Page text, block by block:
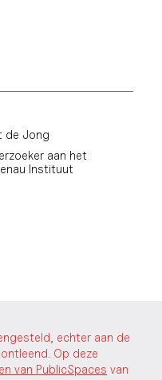
de Jong
aan het
Instituut
echter aan de
Op deze
van PublicSpaces van